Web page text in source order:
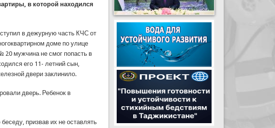
в которой находился
в дежурную часть КЧС от
доме по улице
мужчина не смог попасть в
его 11- летний сын,
двери заклинило.
дверь. Ребенок в
призвав их не оставлять